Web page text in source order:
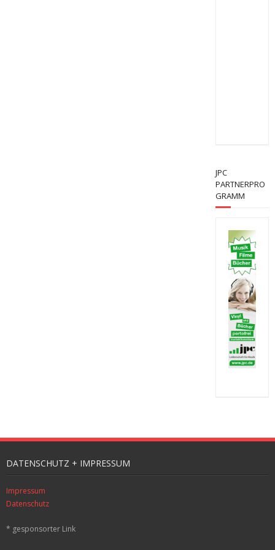
JPC
PARTNERPRO
GRAMM
DATENSCHUTZ + IMPRESSUM
Impressum
Datenschutz
* gesponsorter Link